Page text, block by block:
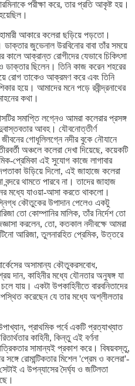
পরীক্ষা করে, তার প্রতি আকৃষ্ট হয়।
আকারে কলেরা ছড়িয়ে পড়তো।
জুভেনাল উরবিনোর বাবা তাঁর সময়ে
কালে আক্রান্ত রোগীদের যেভাবে চিকিৎসা
ডাক্তার ছিলেন। তিনি কাজ করেন শহরের
রোগ তাকেও আক্রমণ করে এবং তিনি
হয়ে। আমাদের মনে পড়ে রবীন্দ্রনাথের
কথা।
সমাপ্তি লগ্নেও আমরা কলেরার প্রসঙ্গ
আবহ। যৌবনোত্তীর্ণ
গোধূলিলগ্নে নদীর বুকে নৌযানে
অঞ্চলে কলেরা দেখা দিয়েছে, কয়েকটি
প্রেমিকা এই সুযোগ কাজে লাগাবার
উড়িয়ে দিলো, এই জাহাজে কলেরা
থামতে পারবে না। তাদের জাহাজ
মধ্যে যাওয়া-আসা করতে থাকলো।
কৌতুকের উপাদান পেলেও একটু
তো কোম্পানির মালিক, তাঁর নির্দেশ তো
করলেন, তো, কতকাল নদীবক্ষে আমরা
আরিজা, তুলনারহিত প্রেমিক, উত্তরে
অসামান্য কৌতুকরসবোধ,
কাহিনীর মধ্যে যৌনতার অনুষঙ্গ যা
যায়। একটা উপকাহিনীতে বারবনিতাদের
করেছেন যে তার মধ্যে অশ্লীলতার
প্রাথমিক পর্বে একটি প্রত্যাখ্যাত
কাহিনী, কিন্তু এই বর্ণনা
সামান্যই প্রকাশ করে। বিষয়বস্তু,
রোমান্টিকতার মিশেল 'প্রেম ও কলেরা'-
এ উপন্যাসের দৈর্ঘ্য ও জটিলতা